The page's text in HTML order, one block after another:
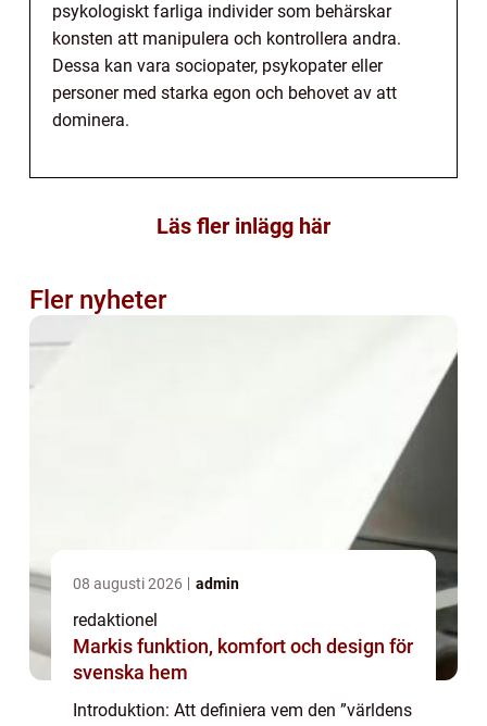
psykologiskt farliga individer som behärskar
konsten att manipulera och kontrollera andra.
Dessa kan vara sociopater, psykopater eller
personer med starka egon och behovet av att
dominera.
Läs fler inlägg här
Fler nyheter
08 augusti 2026 admin
redaktionel
Markis funktion, komfort och design för
svenska hem
Introduktion: Att definiera vem den ”världens